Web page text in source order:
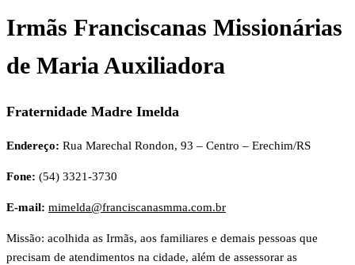
Irmãs Franciscanas Missionárias
de Maria Auxiliadora
Fraternidade Madre Imelda
Endereço: Rua Marechal Rondon, 93 – Centro – Erechim/RS
Fone: (54) 3321-3730
E-mail: mimelda@franciscanasmma.com.br
Missão: acolhida as Irmãs, aos familiares e demais pessoas que
precisam de atendimentos na cidade, além de assessorar as